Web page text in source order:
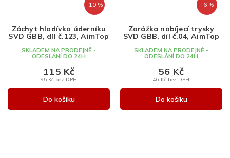
–10 %
Záchyt hladívka úderníku
SVD GBB, díl č.123, AimTop
SKLADEM NA PRODEJNĚ -
ODESLÁNÍ DO 24H
95 Kč bez DPH
115 Kč
Do košíku
–6 %
Zarážka nabíjecí trysky
SVD GBB, díl č.04, AimTop
SKLADEM NA PRODEJNĚ -
ODESLÁNÍ DO 24H
46 Kč bez DPH
56 Kč
Do košíku